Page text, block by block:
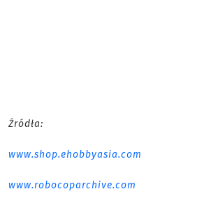
Źródła:
www.shop.ehobbyasia.com
www.robocoparchive.com